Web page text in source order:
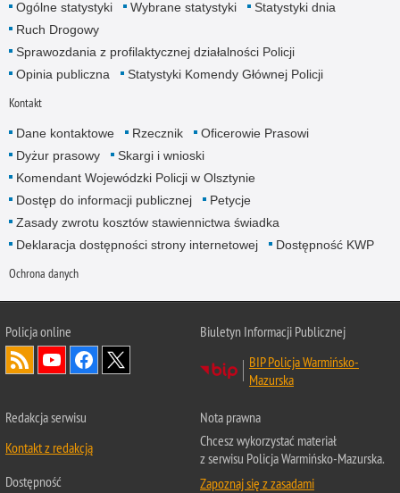
Ogólne statystyki Wybrane statystyki
Statystyki dnia
Ruch Drogowy
Sprawozdania z profilaktycznej działalności Policji
Opinia publiczna
Statystyki Komendy Głównej Policji
Kontakt
Dane kontaktowe Rzecznik
Oficerowie Prasowi
Dyżur prasowy
Skargi i wnioski
Komendant Wojewódzki Policji w Olsztynie
Dostęp do informacji publicznej
Petycje
Zasady zwrotu kosztów stawiennictwa świadka
Deklaracja dostępności strony internetowej
Dostępność KWP
Ochrona danych
Policja online
Biuletyn Informacji Publicznej
BIP Policja Warmińsko-
Mazurska
Redakcja serwisu
Kontakt z redakcją
Dostępność
Nota prawna
Chcesz wykorzystać materiał
z serwisu Policja Warmińsko-Mazurska.
Zapoznaj się z zasadami